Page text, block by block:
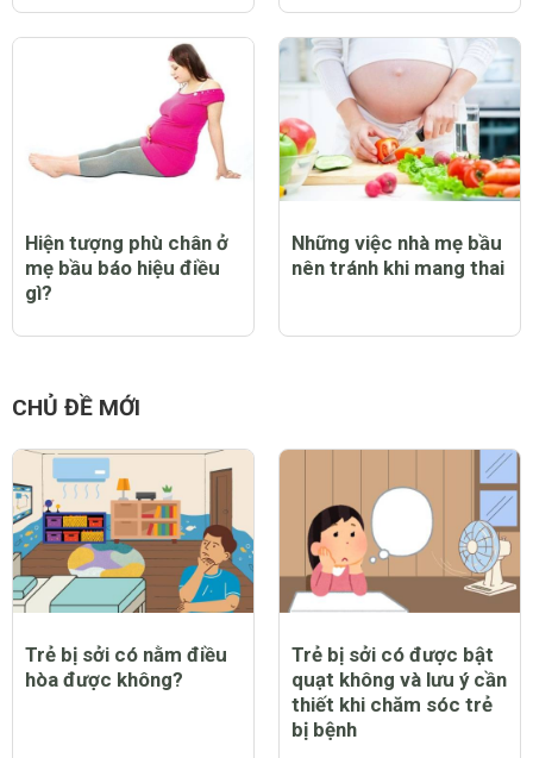
Hiện tượng phù chân ở
mẹ bầu báo hiệu điều
gì?
Những việc nhà mẹ bầu
nên tránh khi mang thai
CHỦ ĐỀ MỚI
Trẻ bị sởi có nằm điều
hòa được không?
Trẻ bị sởi có được bật
quạt không và lưu ý cần
thiết khi chăm sóc trẻ
bị bệnh